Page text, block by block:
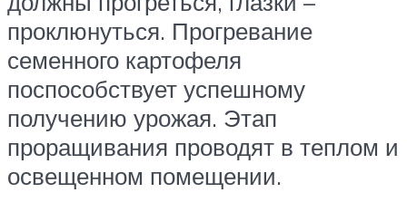
проклюнуться. Прогревание
семенного картофеля
поспособствует успешному
получению урожая. Этап
проращивания проводят в теплом и
освещенном помещении.